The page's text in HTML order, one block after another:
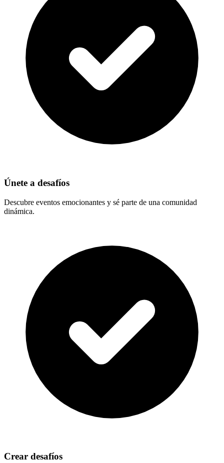
Únete a desafíos
Descubre eventos emocionantes y sé parte de una comunidad
dinámica.
Crear desafíos